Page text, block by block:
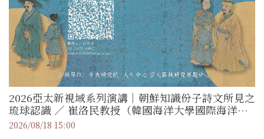
2026亞太新視域系列演講｜朝鮮知識份子詩文所見之
琉球認識 ／ 崔洛民教授（韓國海洋大學國際海洋問
題研究所）
2026/08/18 15:00